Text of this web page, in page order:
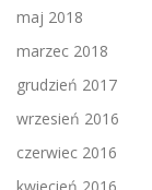
maj 2018
marzec 2018
grudzień 2017
wrzesień 2016
czerwiec 2016